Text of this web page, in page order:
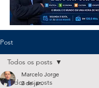
Post
Todos os posts
Todos os posts
Marcelo Jorge
2 de jan.